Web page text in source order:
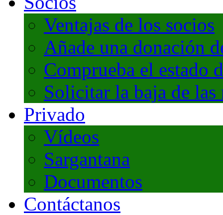
Ventajas de los socios
Añade una donación
Comprueba el estado
Solicitar la baja de
Privado
Vídeos
Sargantana
Documentos
Contáctanos